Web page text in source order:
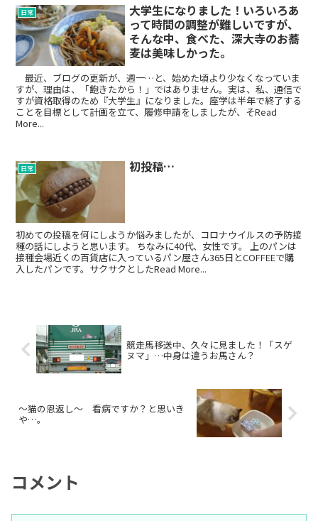
日常
大学生になりました！いろいろあ
って時間の調整が難しいですが、
そんな中、食べた、深大寺のお蕎
麦は美味しかった。
最近、ブログの更新が、週一…と、始めた頃より少なくなっていま
すが、理由は、「飽きたから！」ではありません。実は、私、通信で
すが資格取得のため『大学生』になりました。座学は半年で終了する
ことを目標として計画を立て、履修申請をしましたが、そRead
More...
日常 初投稿…
初めての投稿を何にしようか悩みましたが、コロナウイルスの予防接
種の話にしようと思います。 ちなみに40代、女性です。 上のパンは
接種会場近くの百貨店に入っているパン屋さん365日とCOFFEEで購
入したパンです。サクサクとしたRead More...
競走馬移送中、久々に見ました！「スゲ
ヌマ」…中身は違うお馬さん？
～猫の恩返し～ 看病ですか？と思いき
や…。
コメント